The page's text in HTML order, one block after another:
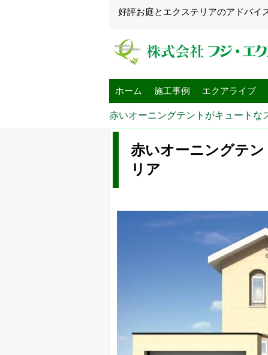
好評お庭とエクステリアのアドバイ
ホーム 施工事例 エクアライブ
赤いオーニングテントがキュートな
赤いオーニングテ
リア